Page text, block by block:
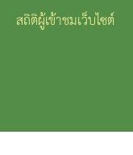
สถิติผู้เข้าชมเว็บไซต์